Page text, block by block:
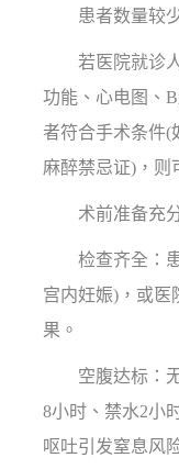
患者数量较
若医院就诊人
功能、心电图、
者符合手术条件(
麻醉禁忌证)，则
术前准备充
检查齐全：患
宫内妊娠)，或医
果。
空腹达标：无
8小时、禁水2小
呕吐引发窒息风